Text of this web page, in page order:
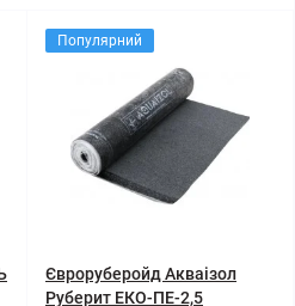
Популярний
Євроруберойд Акваізол
Руберит ЕКО-ПЕ-2,5